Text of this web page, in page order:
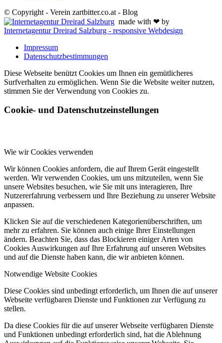
© Copyright - Verein zartbitter.co.at - Blog
made with ❤ by
Internetagentur Dreirad Salzburg - responsive Webdesign
Impressum
Datenschutzbestimmungen
Diese Webseite benützt Cookies um Ihnen ein gemütlicheres
Surfverhalten zu ermöglichen. Wenn Sie die Website weiter nutzen,
stimmen Sie der Verwendung von Cookies zu.
Cookie- und Datenschutzeinstellungen
Wie wir Cookies verwenden
Wir können Cookies anfordern, die auf Ihrem Gerät eingestellt
werden. Wir verwenden Cookies, um uns mitzuteilen, wenn Sie
unsere Websites besuchen, wie Sie mit uns interagieren, Ihre
Nutzererfahrung verbessern und Ihre Beziehung zu unserer Website
anpassen.
Klicken Sie auf die verschiedenen Kategorienüberschriften, um
mehr zu erfahren. Sie können auch einige Ihrer Einstellungen
ändern. Beachten Sie, dass das Blockieren einiger Arten von
Cookies Auswirkungen auf Ihre Erfahrung auf unseren Websites
und auf die Dienste haben kann, die wir anbieten können.
Notwendige Website Cookies
Diese Cookies sind unbedingt erforderlich, um Ihnen die auf unserer
Webseite verfügbaren Dienste und Funktionen zur Verfügung zu
stellen.
Da diese Cookies für die auf unserer Webseite verfügbaren Dienste
und Funktionen unbedingt erforderlich sind, hat die Ablehnung